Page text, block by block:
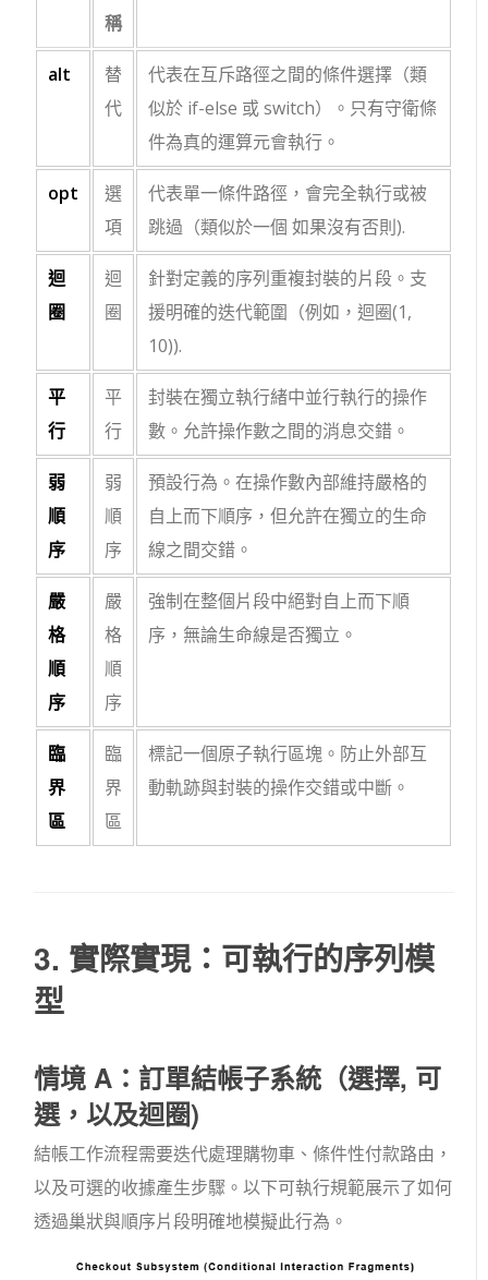
稱
alt
替
代
代表在互斥路徑之間的條件選擇（類
似於 if-else 或switch）。只有守衛條
件為真的運算元會執行。
opt
選
項
代表單一條件路徑，會完全執行或被
跳過（類似於一個如果沒有否則).
迴
圈
迴
圈
針對定義的序列重複封裝的片段。支
援明確的迭代範圍（例如，迴圈(1,
10)).
平
行
平
行
封裝在獨立執行緒中並行執行的操作
數。允許操作數之間的消息交錯。
弱
順
序
弱
順
序
預設行為。在操作數內部維持嚴格的
自上而下順序，但允許在獨立的生命
線之間交錯。
嚴
格
順
序
嚴
格
順
序
強制在整個片段中絕對自上而下順
序，無論生命線是否獨立。
臨
界
區
臨
界
區
標記一個原子執行區塊。防止外部互
動軌跡與封裝的操作交錯或中斷。
3. 實際實現：可執行的序列模
型
情境 A：訂單結帳子系統（選擇, 可
選，以及迴圈)
結帳工作流程需要迭代處理購物車、條件性付款路由，
以及可選的收據產生步驟。以下可執行規範展示了如何
透過巢狀與順序片段明確地模擬此行為。